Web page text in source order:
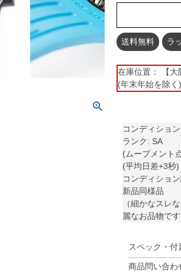
送料無料 ラ
在庫位置： 【
(年末年始を除く)
コンディション
ランク: SA
(ムーブメント
(平均日差+3秒)
コンディショ
新品同様品
（細かなスレ
麗なお品物です
スペック・付
商品問い合わ